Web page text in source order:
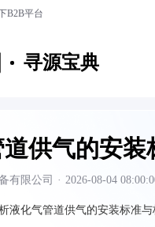
B2B平台
寻源宝典
供气的安装
有限公司 · 2026-08-04
液化气管道供气的安装标准